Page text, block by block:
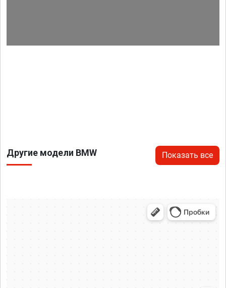
Другие модели BMW Показать все